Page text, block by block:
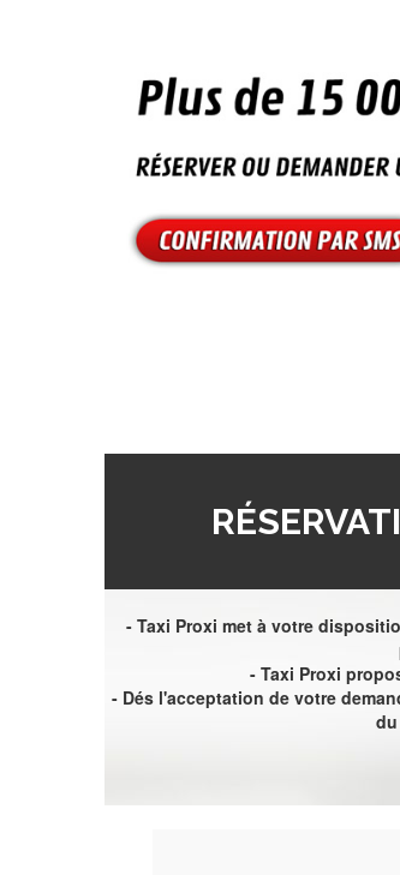
- Taxi Proxi met à votre
- Taxi Proxi
- Dés l'acceptation de votre